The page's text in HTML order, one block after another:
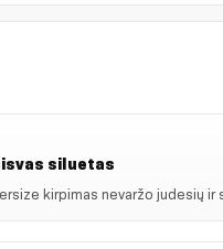
siluetas
kirpimas nevaržo judesių ir